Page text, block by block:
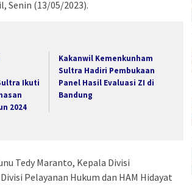
Senin (13/05/2023).
Ikuti
2024
Kakanwil Kemenkunham
Sultra Hadiri Pembukaan
Panel Hasil Evaluasi ZI di
Bandung
Tedy Maranto, Kepala Divisi
Pelayanan Hukum dan HAM Hidayat